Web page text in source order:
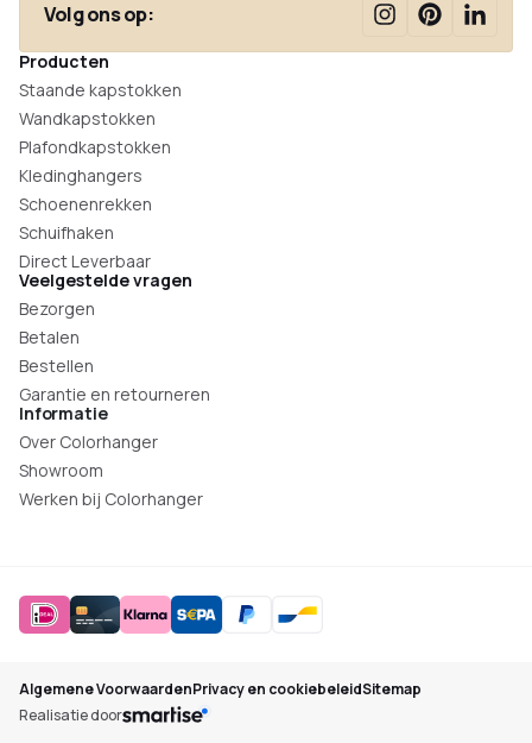
Volg ons op:
Producten
Staande kapstokken
Wandkapstokken
Plafondkapstokken
Kledinghangers
Schoenenrekken
Schuifhaken
Direct Leverbaar
Veelgestelde vragen
Bezorgen
Betalen
Bestellen
Garantie en retourneren
Informatie
Over Colorhanger
Showroom
Werken bij Colorhanger
Algemene VoorwaardenPrivacy en cookiebeleidSitemap
Realisatie door